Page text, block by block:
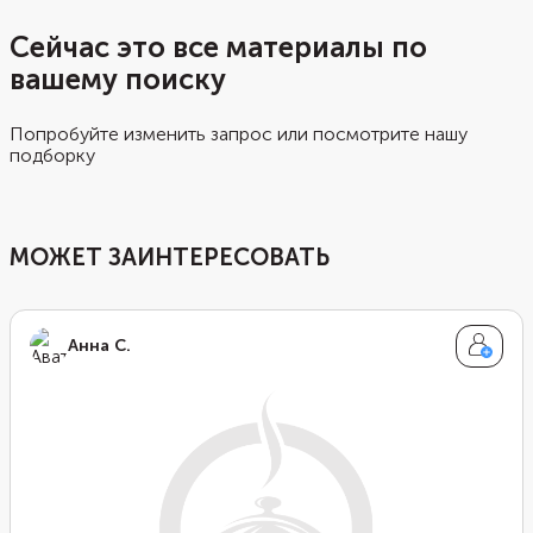
Сейчас это все материалы по
вашему поиску
Попробуйте изменить запрос или посмотрите нашу
подборку
МОЖЕТ ЗАИНТЕРЕСОВАТЬ
Анна С.